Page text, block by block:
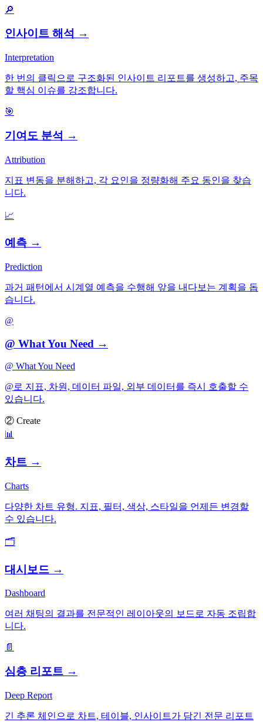
🔎
인사이트 해석 →
Interpretation
한 번의 클릭으로 구조화된 인사이트 리포트를 생성하고, 주목
할 핵심 이슈를 강조합니다.
🎯
기여도 분석 →
Attribution
지표 변동을 분해하고, 각 요인을 정량화해 주요 동인을 찾습
니다.
📈
예측 →
Prediction
과거 패턴에서 시계열 예측을 수행해 앞을 내다보는 계획을 돕
습니다.
@
@ What You Need →
@ What You Need
@로 지표, 차원, 데이터 파일, 외부 데이터를 즉시 호출할 수
있습니다.
② Create
📊
차트 →
Charts
다양한 차트 유형. 지표, 필터, 색상, 스타일을 언제든 변경할
수 있습니다.
🗂️
대시보드 →
Dashboard
여러 채팅의 결과를 전문적인 레이아웃의 보드로 자동 조립합
니다.
📄
심층 리포트 →
Deep Report
긴 추론 체인으로 차트, 테이블, 인사이트가 담긴 전문 리포트